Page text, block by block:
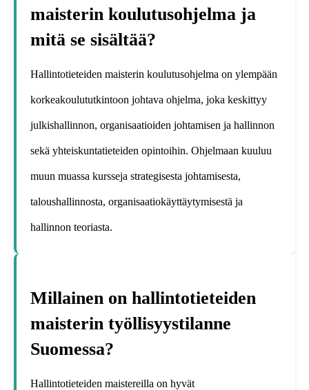
maisterin koulutusohjelma ja
mitä se sisältää?
Hallintotieteiden maisterin koulutusohjelma on ylempään
korkeakoulututkintoon johtava ohjelma, joka keskittyy
julkishallinnon, organisaatioiden johtamisen ja hallinnon
sekä yhteiskuntatieteiden opintoihin. Ohjelmaan kuuluu
muun muassa kursseja strategisesta johtamisesta,
taloushallinnosta, organisaatiokäyttäytymisestä ja
hallinnon teoriasta.
Millainen on hallintotieteiden
maisterin työllisyystilanne
Suomessa?
Hallintotieteiden maistereilla on hyvät